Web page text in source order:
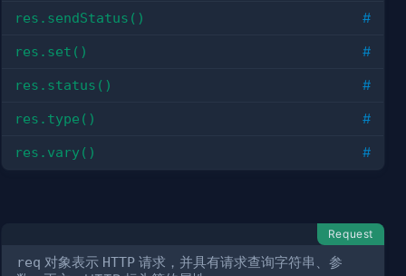
res.sendStatus() #
res.set() #
res.status() #
res.type() #
res.vary() #
Request
req 对象表示 HTTP 请求，并具有请求查询字符串、参